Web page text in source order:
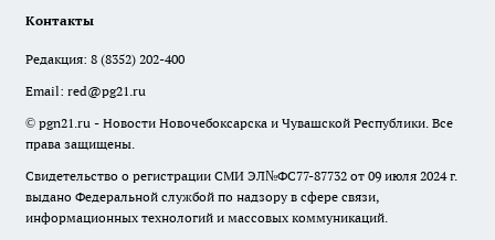
Контакты
Редакция: 8 (8352) 202-400
Email: red@pg21.ru
© pgn21.ru - Новости Новочебоксарска и Чувашской Республики. Все
права защищены.
Свидетельство о регистрации СМИ ЭЛ№ФС77-87732 от 09 июля 2024 г.
выдано Федеральной службой по надзору в сфере связи,
информационных технологий и массовых коммуникаций.